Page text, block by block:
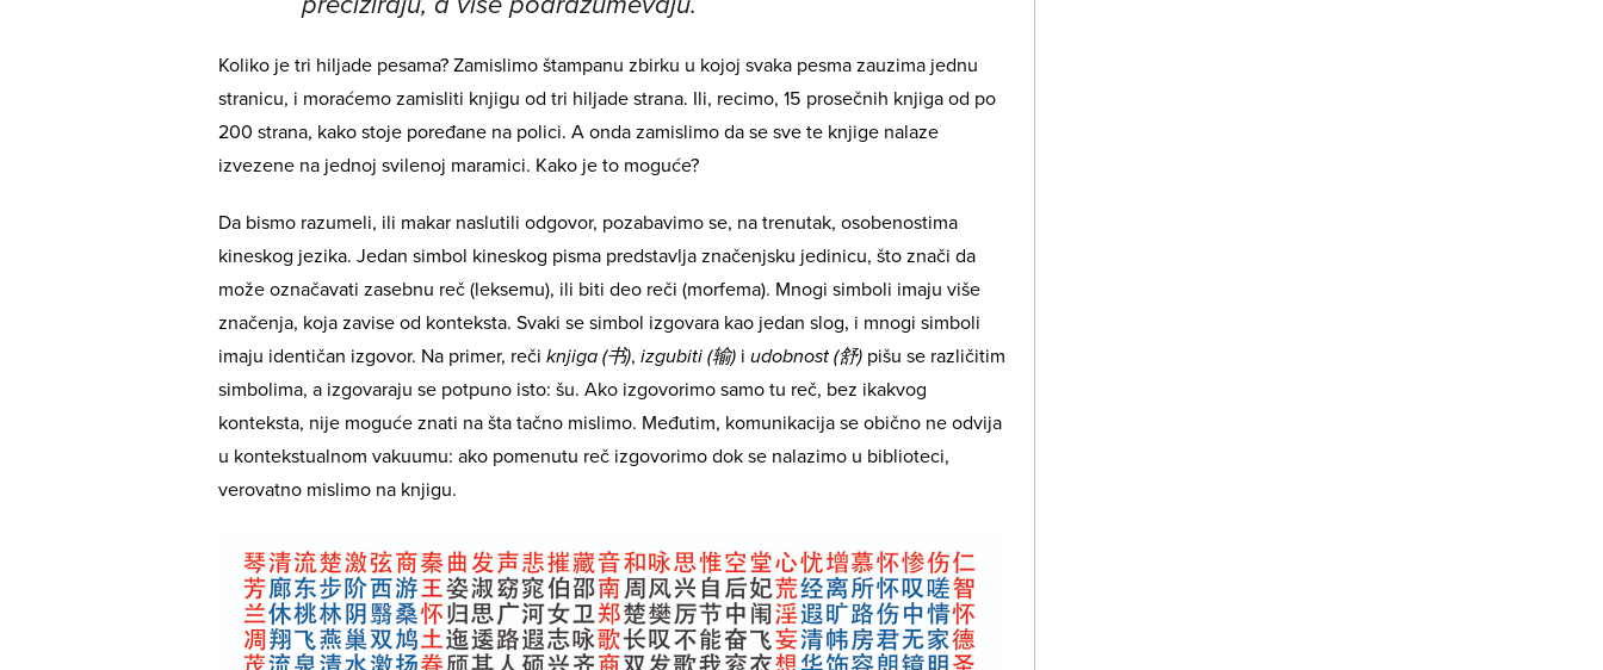
Koliko je tri hiljade pesama? Zamislimo štampanu zbirku u kojoj svaka pesma zauzima jednu
stranicu, i moraćemo zamisliti knjigu od tri hiljade strana. Ili, recimo, 15 prosečnih knjiga od po
200 strana, kako stoje poređane na polici. A onda zamislimo da se sve te knjige nalaze
izvezene na jednoj svilenoj maramici. Kako je to moguće?
Da bismo razumeli, ili makar naslutili odgovor, pozabavimo se, na trenutak, osobenostima
kineskog jezika. Jedan simbol kineskog pisma predstavlja značenjsku jedinicu, što znači da
može označavati zasebnu reč (leksemu), ili biti deo reči (morfema). Mnogi simboli imaju više
značenja, koja zavise od konteksta. Svaki se simbol izgovara kao jedan slog, i mnogi simboli
imaju identičan izgovor. Na primer, reči knjiga (书), izgubiti (输) i udobnost (舒) pišu se različitim
simbolima, a izgovaraju se potpuno isto: šu. Ako izgovorimo samo tu reč, bez ikakvog
konteksta, nije moguće znati na šta tačno mislimo. Međutim, komunikacija se obično ne odvija
u kontekstualnom vakuumu: ako pomenutu reč izgovorimo dok se nalazimo u biblioteci,
verovatno mislimo na knjigu.